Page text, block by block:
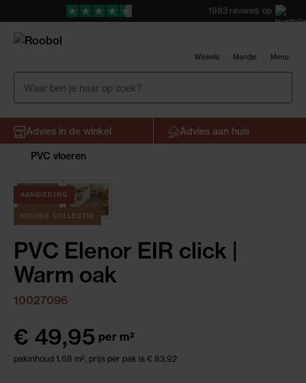
1983 reviews op
Winkels Mandje Menu
Advies in de winkel
Advies aan huis
PVC vloeren
AANBIEDING
NIEUWE COLLECTIE
PVC Elenor EIR click |
Warm oak
10027096
€ 49,95 per m²
pakinhoud 1,68 m², prijs per pak is € 83,92